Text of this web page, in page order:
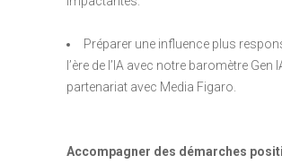
Préparer une influence plus
l’ère de l’IA avec notre baromètre Gen
partenariat avec Media Figaro.
Accompagner des démarches